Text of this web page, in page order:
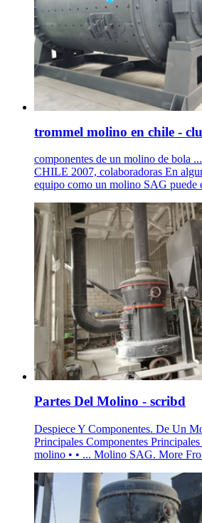
trommel molino en chile -
componentes de un molino de bola
CHILE 2007, colaboradoras En
equipo como un molino SAG puede
Partes Del Molino - scribd
Despiece Y Componentes. De Un
Principales Componentes
molino • • ... Molino SAG. More